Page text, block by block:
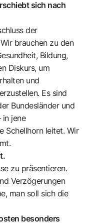
sich nach
der
brauchen zu den
Bildung,
Diskurs, um
und
Es sind
Bundesländer und
in jene
Schellhorn leitet. Wir
zu präsentieren.
Verzögerungen
man soll sich die
besonders